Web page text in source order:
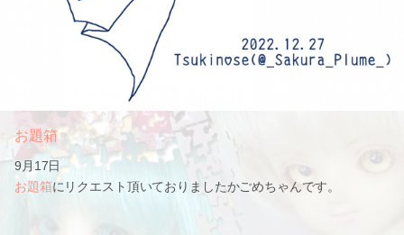
お題箱
9月17日
お題箱にリクエスト頂いておりましたかごめちゃんです。